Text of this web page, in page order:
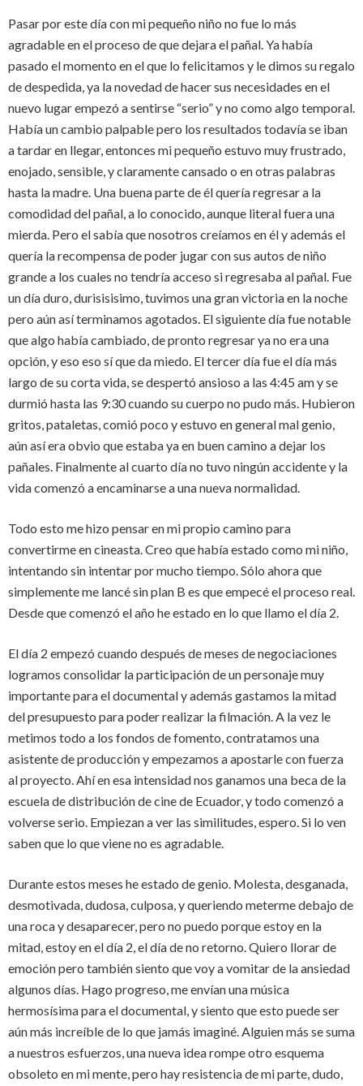
Pasar por este día con mi pequeño niño no fue lo más
agradable en el proceso de que dejara el pañal. Ya había
pasado el momento en el que lo felicitamos y le dimos su regalo
de despedida, ya la novedad de hacer sus necesidades en el
nuevo lugar empezó a sentirse “serio” y no como algo temporal.
Había un cambio palpable pero los resultados todavía se iban
a tardar en llegar, entonces mi pequeño estuvo muy frustrado,
enojado, sensible, y claramente cansado o en otras palabras
hasta la madre. Una buena parte de él quería regresar a la
comodidad del pañal, a lo conocido, aunque literal fuera una
mierda. Pero el sabía que nosotros creíamos en él y además el
quería la recompensa de poder jugar con sus autos de niño
grande a los cuales no tendría acceso si regresaba al pañal. Fue
un día duro, durisisisimo, tuvimos una gran victoria en la noche
pero aún así terminamos agotados. El siguiente día fue notable
que algo había cambiado, de pronto regresar ya no era una
opción, y eso eso sí que da miedo. El tercer día fue el día más
largo de su corta vida, se despertó ansioso a las 4:45 am y se
durmió hasta las 9:30 cuando su cuerpo no pudo más. Hubieron
gritos, pataletas, comió poco y estuvo en general mal genio,
aún así era obvio que estaba ya en buen camino a dejar los
pañales. Finalmente al cuarto día no tuvo ningún accidente y la
vida comenzó a encaminarse a una nueva normalidad.
Todo esto me hizo pensar en mi propio camino para
convertirme en cineasta. Creo que había estado como mi niño,
intentando sin intentar por mucho tiempo. Sólo ahora que
simplemente me lancé sin plan B es que empecé el proceso real.
Desde que comenzó el año he estado en lo que llamo el día 2.
El día 2 empezó cuando después de meses de negociaciones
logramos consolidar la participación de un personaje muy
importante para el documental y además gastamos la mitad
del presupuesto para poder realizar la filmación. A la vez le
metimos todo a los fondos de fomento, contratamos una
asistente de producción y empezamos a apostarle con fuerza
al proyecto. Ahí en esa intensidad nos ganamos una beca de la
escuela de distribución de cine de Ecuador, y todo comenzó a
volverse serio. Empiezan a ver las similitudes, espero. Si lo ven
saben que lo que viene no es agradable.
Durante estos meses he estado de genio. Molesta, desganada,
desmotivada, dudosa, culposa, y queriendo meterme debajo de
una roca y desaparecer, pero no puedo porque estoy en la
mitad, estoy en el día 2, el día de no retorno. Quiero llorar de
emoción pero también siento que voy a vomitar de la ansiedad
algunos días. Hago progreso, me envían una música
hermosísima para el documental, y siento que esto puede ser
aún más increíble de lo que jamás imaginé. Alguien más se suma
a nuestros esfuerzos, una nueva idea rompe otro esquema
obsoleto en mi mente, pero hay resistencia de mi parte, dudo,